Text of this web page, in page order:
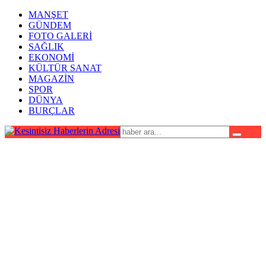
MANŞET
GÜNDEM
FOTO GALERİ
SAĞLIK
EKONOMİ
KÜLTÜR SANAT
MAGAZİN
SPOR
DÜNYA
BURÇLAR